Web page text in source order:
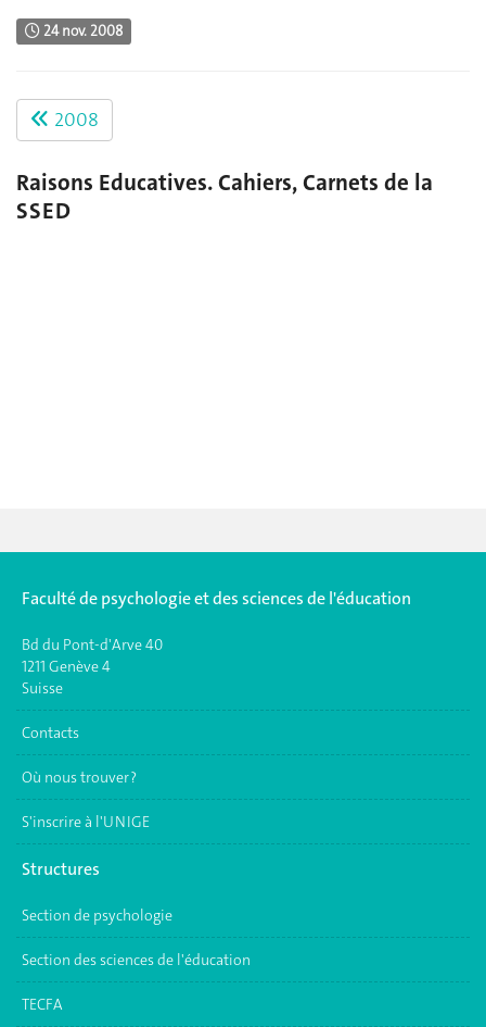
24 nov. 2008
2008
Raisons Educatives. Cahiers, Carnets de la
SSED
Faculté de psychologie et des sciences de l'éducation
Bd du Pont-d'Arve 40
1211 Genève 4
Suisse
Contacts
Où nous trouver ?
S'inscrire à l'UNIGE
Structures
Section de psychologie
Section des sciences de l'éducation
TECFA